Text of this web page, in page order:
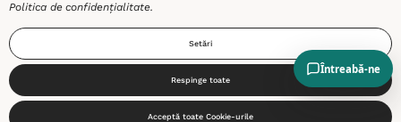
AJUTOR
DESPRE
Politica de confidențialitate.
Setări
Respinge toate
Acceptă toate Cookie-urile